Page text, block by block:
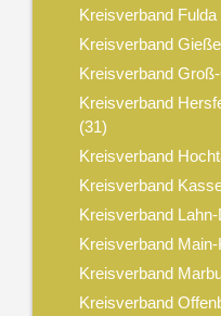
Kreisverband Fulda
Kreisverband
Kreisverband
Kreisverband
(31)
Kreisverband
Kreisverband
Kreisverband
Kreisverband
Kreisverband
Kreisverband